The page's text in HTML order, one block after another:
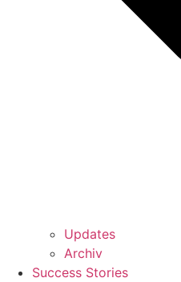
Updates
Archiv
Success Stories